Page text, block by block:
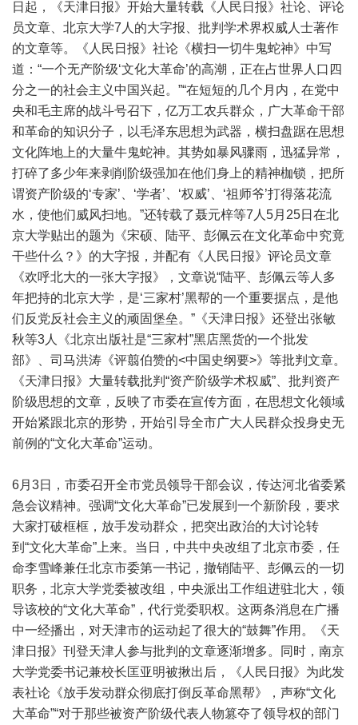
日起，《天津日报》开始大量转载《人民日报》社论、评论
员文章、北京大学7人的大字报、批判学术界权威人士著作
的文章等。《人民日报》社论《横扫一切牛鬼蛇神》中写
道：“一个无产阶级‘文化大革命’的高潮，正在占世界人口四
分之一的社会主义中国兴起。”“在短短的几个月内，在党中
央和毛主席的战斗号召下，亿万工农兵群众，广大革命干部
和革命的知识分子，以毛泽东思想为武器，横扫盘踞在思想
文化阵地上的大量牛鬼蛇神。其势如暴风骤雨，迅猛异常，
打碎了多少年来剥削阶级强加在他们身上的精神枷锁，把所
谓资产阶级的‘专家’、‘学者’、‘权威’、‘祖师爷’打得落花流
水，使他们威风扫地。”还转载了聂元梓等7人5月25日在北
京大学贴出的题为《宋硕、陆平、彭佩云在文化革命中究竟
干些什么？》的大字报，并配有《人民日报》评论员文章
《欢呼北大的一张大字报》，文章说“陆平、彭佩云等人多
年把持的北京大学，是‘三家村’黑帮的一个重要据点，是他
们反党反社会主义的顽固堡垒。”《天津日报》还登出张敏
秋等3人《北京出版社是“三家村”黑店黑货的一个批发
部》、司马洪涛《评翦伯赞的<中国史纲要>》等批判文章。
《天津日报》大量转载批判“资产阶级学术权威”、批判资产
阶级思想的文章，反映了市委在宣传方面，在思想文化领域
开始紧跟北京的形势，开始引导全市广大人民群众投身史无
前例的“文化大革命”运动。
6月3日，市委召开全市党员领导干部会议，传达河北省委紧
急会议精神。强调“文化大革命”已发展到一个新阶段，要求
大家打破框框，放手发动群众，把突出政治的大讨论转
到“文化大革命”上来。当日，中共中央改组了北京市委，任
命李雪峰兼任北京市委第一书记，撤销陆平、彭佩云的一切
职务，北京大学党委被改组，中央派出工作组进驻北大，领
导该校的“文化大革命”，代行党委职权。这两条消息在广播
中一经播出，对天津市的运动起了很大的“鼓舞”作用。《天
津日报》刊登天津人参与批判的文章逐渐增多。同时，南京
大学党委书记兼校长匡亚明被揪出后，《人民日报》为此发
表社论《放手发动群众彻底打倒反革命黑帮》，声称“文化
大革命”“对于那些被资产阶级代表人物篡夺了领导权的部门